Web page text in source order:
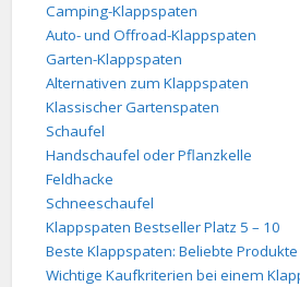
Camping-Klappspaten
Auto- und Offroad-Klappspaten
Garten-Klappspaten
Alternativen zum Klappspaten
Klassischer Gartenspaten
Schaufel
Handschaufel oder Pflanzkelle
Feldhacke
Schneeschaufel
Klappspaten Bestseller Platz 5 – 10
Beste Klappspaten: Beliebte
Wichtige Kaufkriterien bei einem